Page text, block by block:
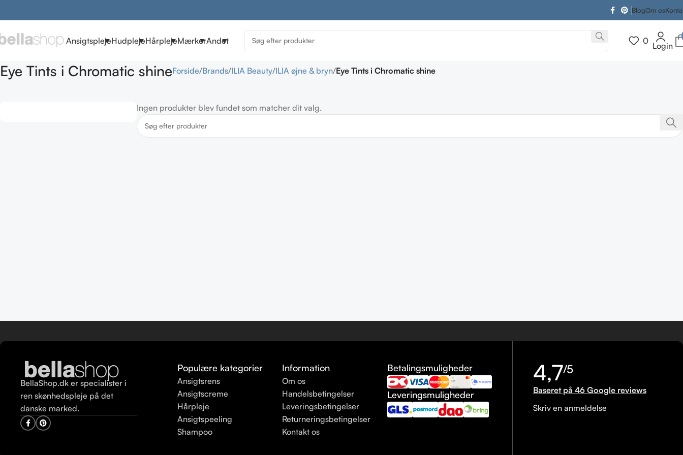
BlogOm os
AnsigtsplejeHudplejeHårplejeMærkerAndet 0 Login
Eye Tints i Chromatic shineForside Brands ILIA Beauty ILIA øjne & bryn Eye Tints i Chromatic shine
Ingen produkter blev fundet som matcher dit valg.
BellaShop.dk er specialister i
ren skønhedspleje på det
danske marked.
Populære kategorier
Ansigtsrens
Ansigtscreme
Hårpleje
Ansigtspeeling
Shampoo
Information
Om os
Handelsbetingelser
Leveringsbetingelser
Returneringsbetingelser
Kontakt os
Betalingsmuligheder
Leveringsmuligheder
4,7/5
Baseret på 46 Google reviews
Skriv en anmeldelse